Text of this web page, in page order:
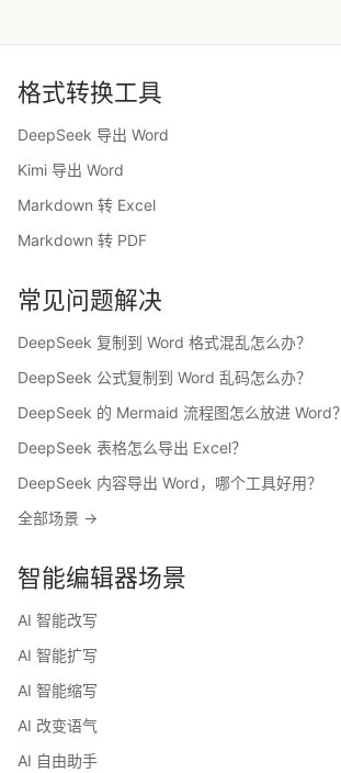
格式转换工具
DeepSeek 导出 Word
Kimi 导出 Word
Markdown 转 Excel
Markdown 转 PDF
常见问题解决
DeepSeek 复制到 Word 格式混乱怎么办？
DeepSeek 公式复制到 Word 乱码怎么办？
DeepSeek 的 Mermaid 流程图怎么放进 Word？
DeepSeek 表格怎么导出 Excel？
DeepSeek 内容导出 Word，哪个工具好用？
全部场景 →
智能编辑器场景
AI 智能改写
AI 智能扩写
AI 智能缩写
AI 改变语气
AI 自由助手